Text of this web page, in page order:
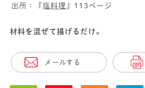
出所：『塩料理 』113ページ
材料を混ぜて揚げるだけ。
メールする